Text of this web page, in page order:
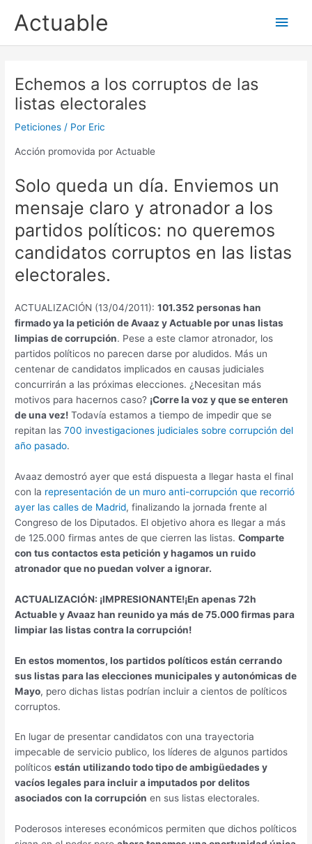
Actuable
Echemos a los corruptos de las
listas electorales
Peticiones / Por Eric
Acción promovida por Actuable
Solo queda un día. Enviemos un
mensaje claro y atronador a los
partidos políticos: no queremos
candidatos corruptos en las listas
electorales.
ACTUALIZACIÓN (13/04/2011):101.352 personas han
firmado ya la petición de Avaaz y Actuable por unas listas
limpias de corrupción. Pese a este clamor atronador, los
partidos políticos no parecen darse por aludidos. Más un
centenar de candidatos implicados en causas judiciales
concurrirán a las próximas elecciones. ¿Necesitan más
motivos para hacernos caso? ¡Corre la voz y que se enteren
de una vez! Todavía estamos a tiempo de impedir que se
repitan las700 investigaciones judiciales sobre corrupción del
año pasado.
Avaaz demostró ayer que está dispuesta a llegar hasta el final
con la representación de un muro anti-corrupción que recorrió
ayer las calles de Madrid, finalizando la jornada frente al
Congreso de los Diputados. El objetivo ahora es llegar a más
de 125.000 firmas antes de que cierren las listas.Comparte
con tus contactos esta petición y hagamos un ruido
atronador que no puedan volver a ignorar.
ACTUALIZACIÓN: ¡IMPRESIONANTE!¡En apenas 72h
Actuable y Avaaz han reunido ya más de 75.000 firmas para
limpiar las listas contra la corrupción!
En estos momentos, los partidos políticos están cerrando
sus listas para las elecciones municipales y autonómicas de
Mayo, pero dichas listas podrían incluir a cientos de políticos
corruptos.
En lugar de presentar candidatos con una trayectoria
impecable de servicio publico, los líderes de algunos partidos
políticosestán utilizando todo tipo de ambigüedades y
vacíos legales para incluir a imputados por delitos
asociados con la corrupción en sus listas electorales.
Poderosos intereses económicos permiten que dichos políticos